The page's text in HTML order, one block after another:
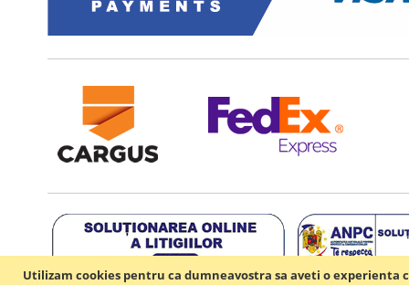
Utilizam cookies pentru ca dumneavostra sa aveti o experienta